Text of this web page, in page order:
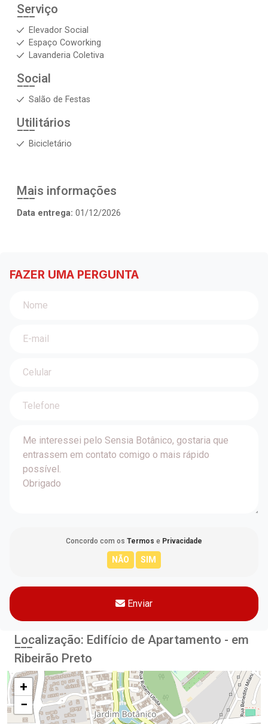
Serviço
Elevador Social
Espaço Coworking
Lavanderia Coletiva
Social
Salão de Festas
Utilitários
Bicicletário
Mais informações
Data entrega: 01/12/2026
FAZER UMA PERGUNTA
Concordo com os Termos e Privacidade
Enviar
Localização: Edifício de Apartamento - em
Ribeirão Preto
+
−